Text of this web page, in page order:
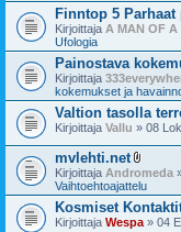
Finntop 5 Parhaat
Kirjoittaja A MAN OF A
Ufologia
Painostava
Kirjoittaja
kokemukset ja
Valtion tasolla
Kirjoittaja Vallu » 08
mvlehti.net
l
i
i
t
t
Kirjoittaja Andromeda
Vaihtoehtoajattelu
Kosmiset
Kirjoittaja Wespa » 04